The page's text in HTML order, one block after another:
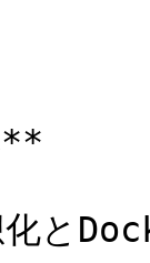
**
と